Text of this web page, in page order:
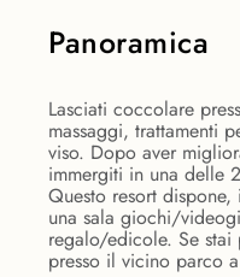
Panoramica
Lasciati coccolare
massaggi, trattamenti
viso. Dopo aver
immergiti in una delle
Questo resort
una sala giochi/
regalo/edicole. Se
presso il vicino parco